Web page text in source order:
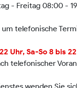
- Freitag 08:00 -
telefonische
Uhr, Sa-So 8 bis
telefonischer